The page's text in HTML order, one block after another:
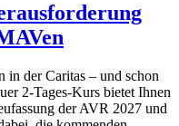
in der Caritas – und schon
2-Tages-Kurs bietet Ihnen
der AVR 2027 und